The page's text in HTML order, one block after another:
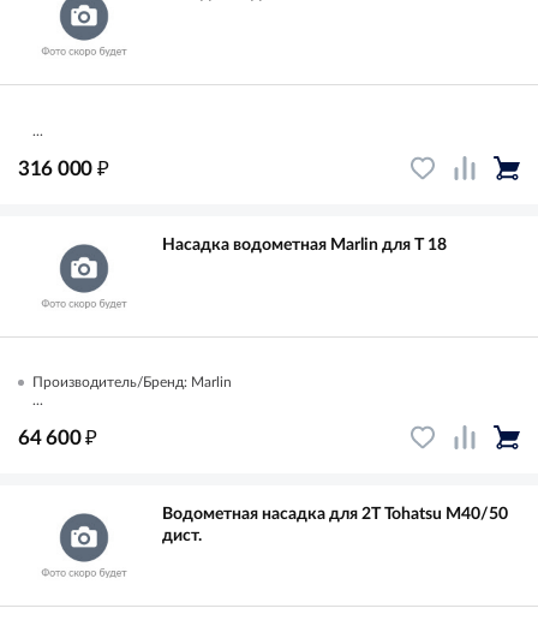
...
316 000 ₽
Насадка водометная Marlin для T 18
Производитель/Бренд: Marlin
...
64 600₽
Водометная насадка для 2Т Tohatsu M40/50
дист.